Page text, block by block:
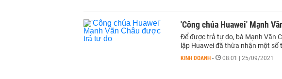
'Công chúa Huawei' Mạnh
Để được trả tự do, bà Mạnh Vãn
lập Huawei đã thừa nhận một số
KINH DOANH - 08:01 | 25/09/2021